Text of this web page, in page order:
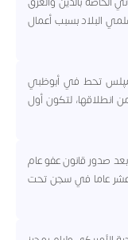
البلاد بسبب أعمال
إمپلس تحط في أبوظبي
الأرض بعد أكثر من ١٦ شهرا من انطلاقها، لتكون أول
بعد صدور قانون عفو عام
عشر عاما في سجن تحت